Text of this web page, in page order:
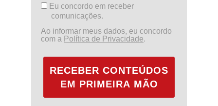
Eu concordo em receber
comunicações.
Ao informar meus dados, eu concordo
com a Política de Privacidade.
RECEBER CONTEÚDOS
EM PRIMEIRA MÃO